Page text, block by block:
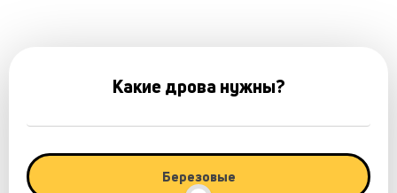
Какие дрова нужны?
Березовые